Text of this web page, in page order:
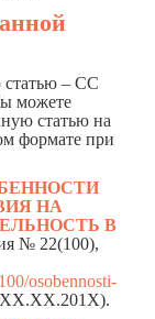
– CC
можете
статью на
формате при
НА
В
№ 22(100),
osobennosti-